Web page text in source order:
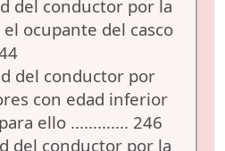
del conductor por la
ocupante del casco
del conductor por
con edad inferior
ello ............. 246
del conductor por la